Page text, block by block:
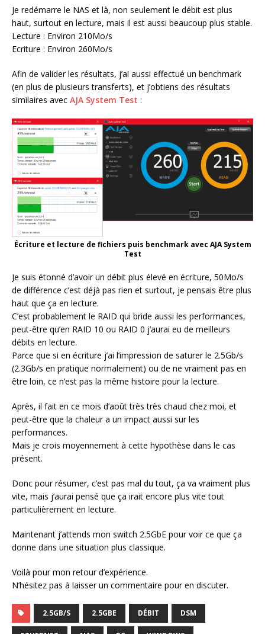
Je redémarre le NAS et là, non seulement le débit est plus
haut, surtout en lecture, mais il est aussi beaucoup plus stable.
Lecture : Environ 210Mo/s
Ecriture : Environ 260Mo/s
Afin de valider les résultats, j’ai aussi effectué un benchmark
(en plus de plusieurs transferts), et j’obtiens des résultats
similaires avec AJA System Test :
Écriture et lecture de fichiers puis benchmark avec AJA System
Test
Je suis étonné d’avoir un débit plus élevé en écriture, 50Mo/s
de différence c’est déjà pas rien et surtout, je pensais être plus
haut que ça en lecture.
C’est probablement le RAID qui bride aussi les performances,
peut-être qu’en RAID 10 ou RAID 0 j’aurai eu de meilleurs
débits en lecture.
Parce que si en écriture j’ai l’impression de saturer le 2.5Gb/s
(2.3Gb/s en pratique normalement) ou de ne vraiment pas en
être loin, ce n’est pas la même histoire pour la lecture.
Après, il fait en ce mois d’août très très chaud chez moi, et
peut-être que la chaleur a un impact aussi sur les
performances.
Mais je crois moyennement à cette hypothèse dans le cas
présent.
Donc pour résumer, c’est pas mal du tout, ça va vraiment plus
vite, mais j’aurai pensé que ça irait encore plus vite tout
particulièrement en lecture.
Maintenant j’attends mon switch 2.5GbE pour voir ce que ça
donne dans une situation plus classique.
Voilà pour mon retour d’expérience.
N’hésitez pas à laisser un commentaire pour en discuter.
2.5GB/S 2.5GBE DÉBIT DSM